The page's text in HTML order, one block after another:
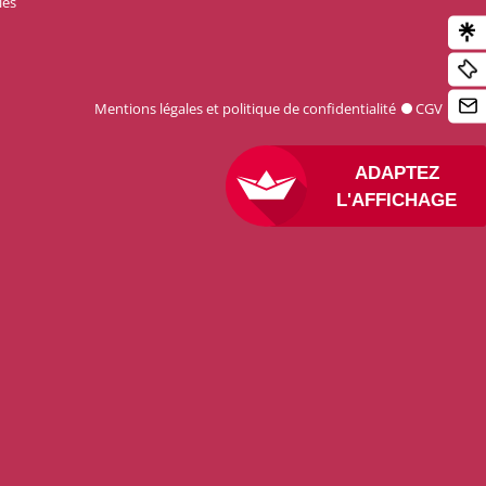
ADAPTEZ
L'AFFICHAGE
Mentions légales et politique de confidentialité CGV